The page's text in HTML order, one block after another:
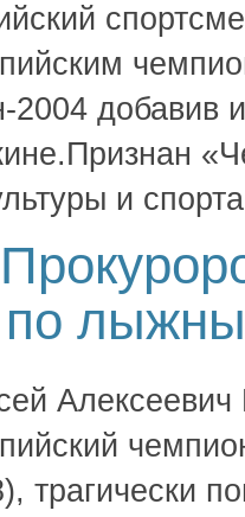
добавив
и
трагически